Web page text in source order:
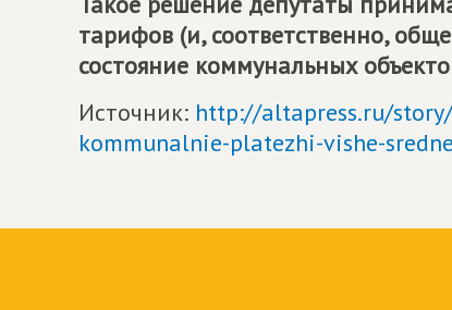
тарифов (и, соответственно,
состояние коммунальных
Источник: http://altapress.ru/
kommunalnie-platezhi-vishe-